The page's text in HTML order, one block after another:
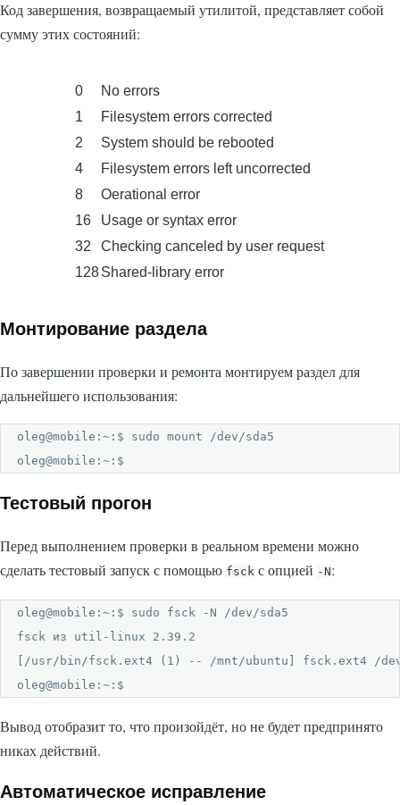
Код завершения, возвращаемый утилитой, представляет собой
сумму этих состояний:
0
No errors
1
Filesystem errors corrected
2
System should be rebooted
4
Filesystem errors left uncorrected
8
Oerational error
16
Usage or syntax error
32
Checking canceled by user request
128Shared-library error
Монтирование раздела
По завершении проверки и ремонта монтируем раздел для
дальнейшего использования:
oleg@mobile:~:$ sudo mount /dev/sda5
oleg@mobile:~:$
Тестовый прогон
Перед выполнением проверки в реальном времени можно
сделать тестовый запуск с помощью fsck с опцией -N:
oleg@mobile:~:$ sudo fsck -N /dev/sda5
fsck из util-linux 2.39.2
[/usr/bin/fsck.ext4 (1) -- /mnt/ubuntu] fsck.ext4 /
oleg@mobile:~:$
Вывод отобразит то, что произойдёт, но не будет предпринято
никах действий.
Автоматическое исправление